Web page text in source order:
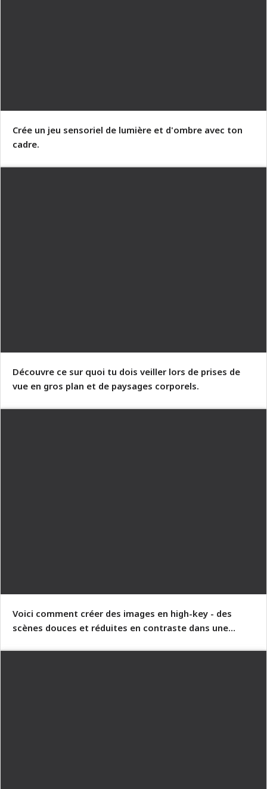
Crée un jeu sensoriel de lumière et d'ombre avec ton
cadre.
Découvre ce sur quoi tu dois veiller lors de prises de
vue en gros plan et de paysages corporels.
Voici comment créer des images en high-key - des
scènes douces et réduites en contraste dans une